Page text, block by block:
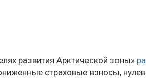
развития Арктической зоны»
страховые взносы,